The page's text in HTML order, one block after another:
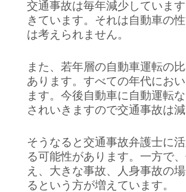
交通事故は毎年減少していま
きています。それは自動車の
は考えられません。
また、若年層の自動車運転の
あります。すべての年代にお
ます。今後自動車に自動運転
されいきますので交通事故は
そうなると交通事故弁護士に
る可能性があります。一方で
え、大きな事故、人身事故の
るという方が増えています。